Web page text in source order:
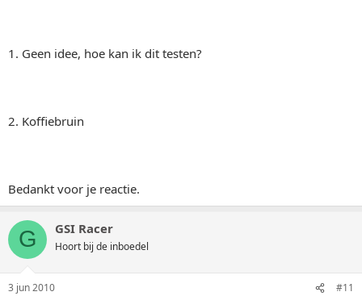
1. Geen idee, hoe kan ik dit testen?
2. Koffiebruin
Bedankt voor je reactie.
G GSI Racer
Hoort bij de inboedel
3 jun 2010 #11